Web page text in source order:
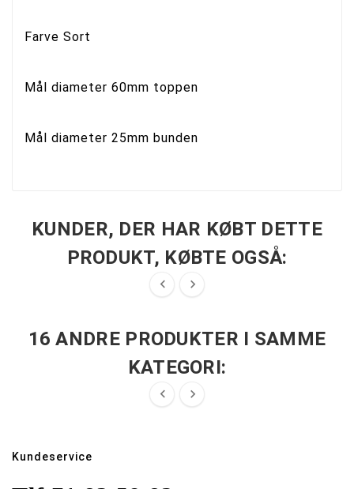
Farve Sort
Mål diameter 60mm toppen
Mål diameter 25mm bunden
KUNDER, DER HAR KØBT DETTE
PRODUKT, KØBTE OGSÅ:
 
16 ANDRE PRODUKTER I SAMME
KATEGORI:
 
Kundeservice